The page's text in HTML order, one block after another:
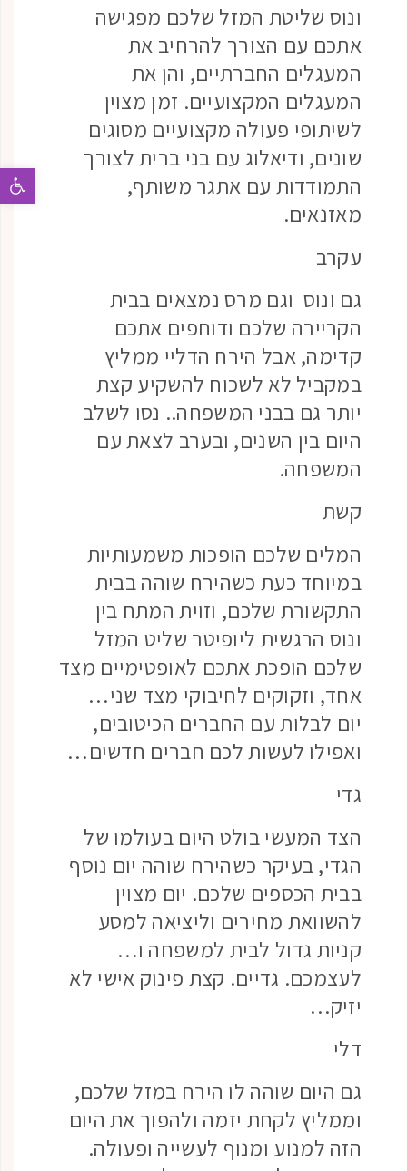
ונוס שליטת המזל שלכם מפגישה
אתכם עם הצורך להרחיב את
המעגלים החברתיים, והן את
המעגלים המקצועיים. זמן מצוין
לשיתופי פעולה מקצועיים מסוגים
שונים, ודיאלוג עם בני ברית לצורך
התמודדות עם אתגר משותף,
מאזנאים.
עקרב
גם ונוס וגם מרס נמצאים בבית
הקריירה שלכם ודוחפים אתכם
קדימה, אבל הירח הדליי ממליץ
במקביל לא לשכוח להשקיע קצת
יותר גם בבני המשפחה.. נסו לשלב
היום בין השנים, ובערב לצאת עם
המשפחה.
קשת
המלים שלכם הופכות משמעותיות
במיוחד כעת כשהירח שוהה בבית
התקשורת שלכם, וזוית המתח בין
ונוס הרגשית ליופיטר שליט המזל
שלכם הופכת אתכם לאופטימיים מצד
אחד, וזקוקים לחיבוקי מצד שני…
יום לבלות עם החברים הכיטובים,
ואפילו לעשות לכם חברים חדשים…
גדי
הצד המעשי בולט היום בעולמו של
הגדי, בעיקר כשהירח שוהה יום נוסף
בבית הכספים שלכם. יום מצוין
להשוואת מחירים וליציאה למסע
קניות גדול לבית למשפחה ו…
לעצמכם. גדיים. קצת פינוק אישי לא
יזיק…
דלי
גם היום שוהה לו הירח במזל שלכם,
וממליץ לקחת יזמה ולהפוך את היום
הזה למנוע ומנוף לעשייה ופעולה.